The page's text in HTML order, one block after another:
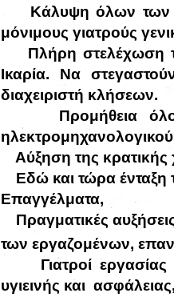
Κάλυψη όλων των
μόνιμους γιατρούς
Πλήρη στελέχωση
Ικαρία. Να
διαχειριστή κλήσεων.
Προμήθεια
Αύξηση της
Εδώ και τώρα ένταξη
Επαγγέλματα,
Πραγματικές
των εργαζομένων,
Γιατροί
υγιεινής και